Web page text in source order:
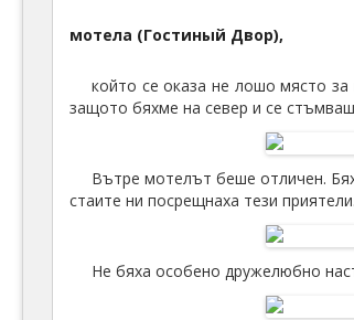
мотела (Гостиный Двор),
който се оказа не лошо място
защото бяхме на север и се
Вътре мотелът беше отличен.
стаите ни посрещнаха тези приятели.
Не бяха особено дружелюбно